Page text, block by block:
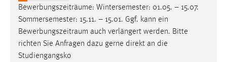
Bewerbungszeiträume: Wintersemester: 01.05. – 15.07.
Sommersemester: 15.11. – 15.01. Ggf. kann ein
Bewerbungszeitraum auch verlängert werden. Bitte
richten Sie Anfragen dazu gerne direkt an die
Studiengangsko